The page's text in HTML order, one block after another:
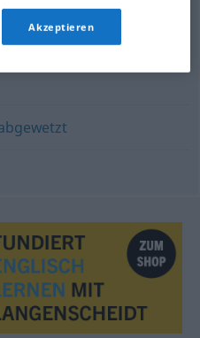
,fadenscheinig
Akzeptieren